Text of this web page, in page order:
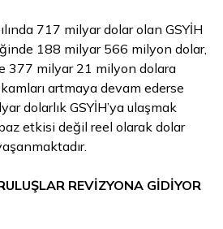
717 milyar dolar olan GSYİH
188 milyar 566 milyon dolar,
377 milyar 21 milyon dolara
artmaya devam ederse
dolarlık GSYİH’ya ulaşmak
etkisi değil reel olarak dolar
REVİZYONA GİDİYOR